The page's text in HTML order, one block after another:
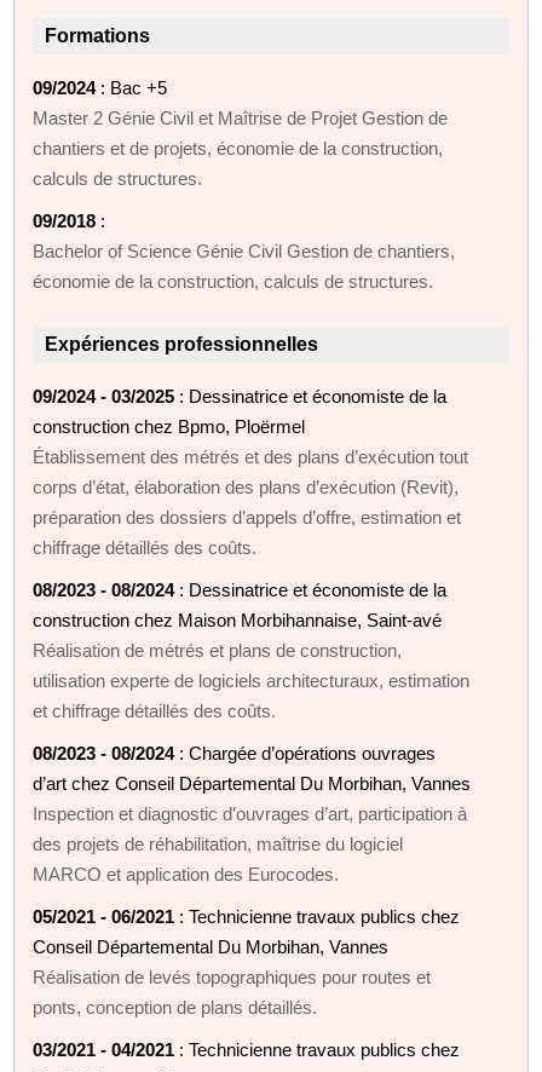
Formations
09/2024: Bac +5
Master 2 Génie Civil et Maîtrise de Projet Gestion de
chantiers et de projets, économie de la construction,
calculs de structures.
09/2018 :
Bachelor of Science Génie Civil Gestion de chantiers,
économie de la construction, calculs de structures.
Expériences professionnelles
09/2024 - 03/2025 : Dessinatrice et économiste de la
construction chez Bpmo, Ploërmel
Établissement des métrés et des plans d’exécution tout
corps d’état, élaboration des plans d’exécution (Revit),
préparation des dossiers d’appels d’offre, estimation et
chiffrage détaillés des coûts.
08/2023 - 08/2024: Dessinatrice et économiste de la
construction chez Maison Morbihannaise, Saint-avé
Réalisation de métrés et plans de construction,
utilisation experte de logiciels architecturaux, estimation
et chiffrage détaillés des coûts.
08/2023 - 08/2024: Chargée d’opérations ouvrages
d’art chez Conseil Départemental Du Morbihan, Vannes
Inspection et diagnostic d’ouvrages d’art, participation à
des projets de réhabilitation, maîtrise du logiciel
MARCO et application des Eurocodes.
05/2021 - 06/2021 : Technicienne travaux publics chez
Conseil Départemental Du Morbihan, Vannes
Réalisation de levés topographiques pour routes et
ponts, conception de plans détaillés.
03/2021 - 04/2021 : Technicienne travaux publics chez